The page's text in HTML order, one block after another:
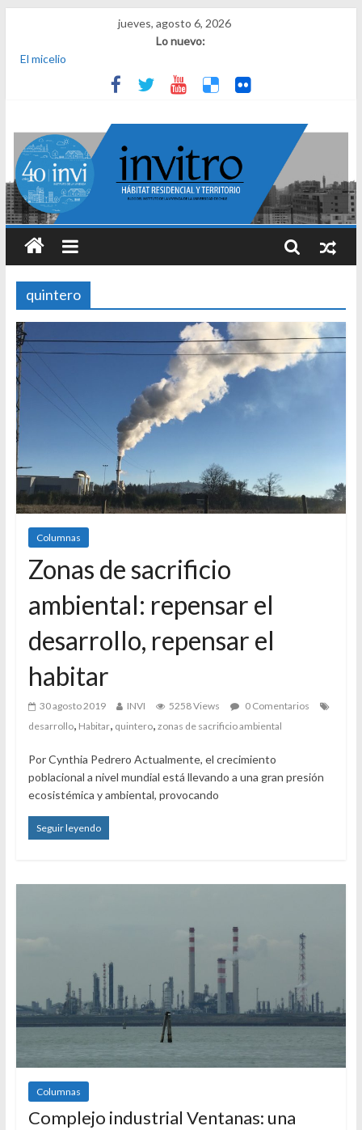
jueves, agosto 6, 2026
Lo nuevo:
El micelio
Receta para viajar al pasado
Una noche y el amanecer en Dignidad
INVI
El derecho a habitar
quintero
Columnas
Zonas de sacrificio
ambiental: repensar el
desarrollo, repensar el
habitar
30 agosto 2019 INVI 5258 Views
0 Comentarios
desarrollo, Habitar, quintero, zonas de sacrificio ambiental
Por Cynthia Pedrero Actualmente, el crecimiento
poblacional a nivel mundial está llevando a una gran presión
ecosistémica y ambiental, provocando
Seguir leyendo
Columnas
Complejo industrial Ventanas: una